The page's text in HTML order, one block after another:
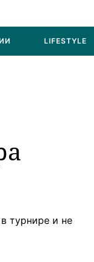
LIFESTYLE
турнире и не